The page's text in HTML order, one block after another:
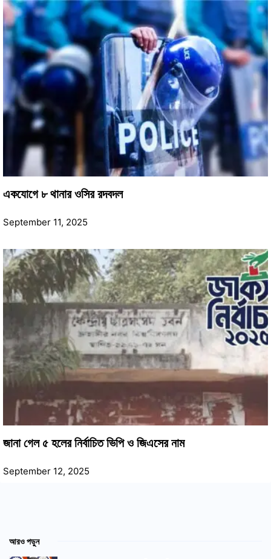
একযোগে ৮ থানার ওসির রদবদল
September 11, 2025
জানা গেল ৫ হলের নির্বাচিত ভিপি ও জিএসের নাম
September 12, 2025
আরও পড়ুন